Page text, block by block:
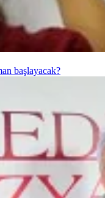
başlayacak?